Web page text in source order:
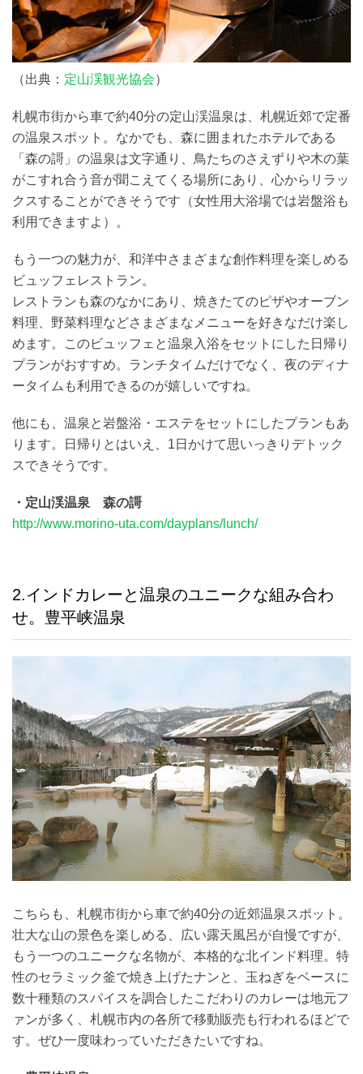
（出典： 定山渓観光協会）
札幌市街から車で約40分の定山渓温泉は、札幌近郊で定番
の温泉スポット。なかでも、森に囲まれたホテルである
「森の謌」の温泉は文字通り、鳥たちのさえずりや木の葉
がこすれ合う音が聞こえてくる場所にあり、心からリラッ
クスすることができそうです（女性用大浴場では岩盤浴も
利用できますよ）。
もう一つの魅力が、和洋中さまざまな創作料理を楽しめる
ビュッフェレストラン。
レストランも森のなかにあり、焼きたてのピザやオーブン
料理、野菜料理などさまざまなメニューを好きなだけ楽し
めます。このビュッフェと温泉入浴をセットにした日帰り
プランがおすすめ。ランチタイムだけでなく、夜のディナ
ータイムも利用できるのが嬉しいですね。
他にも、温泉と岩盤浴・エステをセットにしたプランもあ
ります。日帰りとはいえ、1日かけて思いっきりデトック
スできそうです。
・定山渓温泉 森の謌
http://www.morino-uta.com/dayplans/lunch/
2.インドカレーと温泉のユニークな組み合わ
せ。豊平峡温泉
こちらも、札幌市街から車で約40分の近郊温泉スポット。
壮大な山の景色を楽しめる、広い露天風呂が自慢ですが、
もう一つのユニークな名物が、本格的な北インド料理。特
性のセラミック釜で焼き上げたナンと、玉ねぎをベースに
数十種類のスパイスを調合したこだわりのカレーは地元フ
ァンが多く、札幌市内の各所で移動販売も行われるほどで
す。ぜひ一度味わっていただきたいですね。